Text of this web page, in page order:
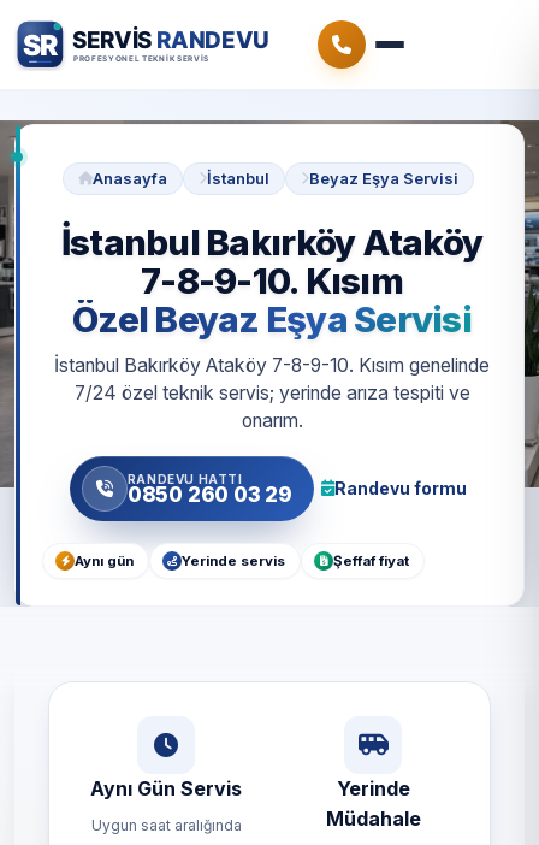
Anasayfa İstanbul Beyaz Eşya Servisi
İstanbul Bakırköy Ataköy
7-8-9-10. Kısım
Özel Beyaz Eşya Servisi
İstanbul Bakırköy Ataköy 7-8-9-10. Kısım genelinde
7/24 özel teknik servis; yerinde arıza tespiti ve
onarım.
RANDEVU HATTI
0850 260 03 29 Randevu formu
Aynı gün Yerinde servis Şeffaf fiyat
Aynı Gün Servis
Uygun saat aralığında
Yerinde
Müdahale